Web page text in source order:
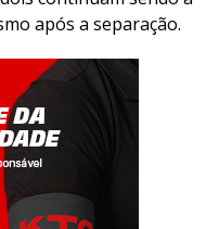
após a separação.